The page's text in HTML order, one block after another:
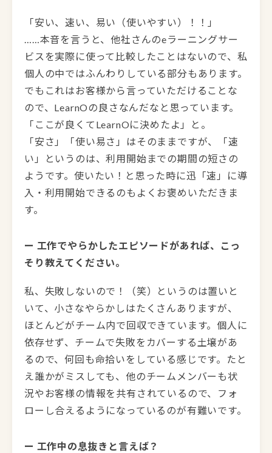
「安い、速い、易い（使いやすい）！！」
……本音を言うと、他社さんのeラーニングサー
ビスを実際に使って比較したことはないので、私
個人の中ではふんわりしている部分もあります。
でもこれはお客様から言っていただけることな
ので、LearnOの良さなんだなと思っています。
「ここが良くてLearnOに決めたよ」と。
「安さ」「使い易さ」はそのままですが、「速
い」というのは、利用開始までの期間の短さの
ようです。使いたい！と思った時に迅「速」に導
入・利用開始できるのもよくお褒めいただきま
す。
ー 工作でやらかしたエピソードがあれば、こっ
そり教えてください。
私、失敗しないので！（笑）というのは置いと
いて、小さなやらかしはたくさんありますが、
ほとんどがチーム内で回収できています。個人に
依存せず、チームで失敗をカバーする土壌があ
るので、何回も命拾いをしている感じです。たと
え誰かがミスしても、他のチームメンバーも状
況やお客様の情報を共有されているので、フォ
ローし合えるようになっているのが有難いです。
ー 工作中の息抜きと言えば？